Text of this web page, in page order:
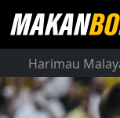
Harimau